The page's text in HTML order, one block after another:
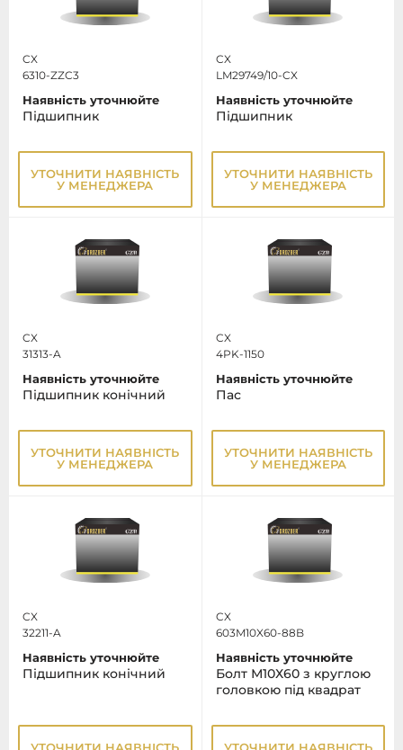
CX
6310-ZZC3
Наявність уточнюйте
Підшипник
УТОЧНИТИ НАЯВНІСТЬ
У МЕНЕДЖЕРА
CX
LM29749/10-CX
Наявність уточнюйте
Підшипник
УТОЧНИТИ НАЯВНІСТЬ
У МЕНЕДЖЕРА
CX
31313-A
Наявність уточнюйте
Підшипник конічний
УТОЧНИТИ НАЯВНІСТЬ
У МЕНЕДЖЕРА
CX
4PK-1150
Наявність уточнюйте
Пас
УТОЧНИТИ НАЯВНІСТЬ
У МЕНЕДЖЕРА
CX
32211-A
Наявність уточнюйте
Підшипник конічний
УТОЧНИТИ НАЯВНІСТЬ
CX
603M10X60-88B
Наявність уточнюйте
Болт М10Х60 з круглою
головкою під квадрат
УТОЧНИТИ НАЯВНІСТЬ